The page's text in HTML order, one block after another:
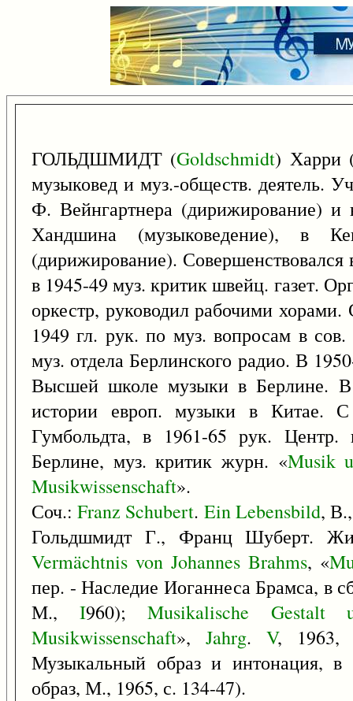
ГОЛЬДШМИДТ (Goldschmidt) Харри
музыковед и муз.-обществ. деятель.
Ф. Вейнгартнера (дирижирование)
Хандшина (музыковедение), в
(дирижирование).
в 1945-49 муз. критик швейц. газет.
оркестр, руководил рабочими
1949 гл. рук. по муз. вопросам в
муз. отдела Берлинского радио. В
Высшей школе музыки в Берлине.
истории европ. музыки в Китае. С
Гумбольдта, в 1961-65 рук. Центр.
Берлине, муз. критик журн. «Musik
Musikwissenschaft».
Соч.:Franz Schubert. Ein Lebensbild,
Гольдшмидт Г., Франц Шуберт.
Vermächtnis von Johannes Brahms, «
пер. - Наследие Иоганнеса Брамса, в
М., I960);Musikalische Gestalt
Musikwissenschaft», Jahrg. V,
Музыкальный образ и интонация,
образ, М., 1965, с. 134-47).